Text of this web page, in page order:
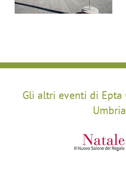
Gli altri eventi di Epta
Umbria